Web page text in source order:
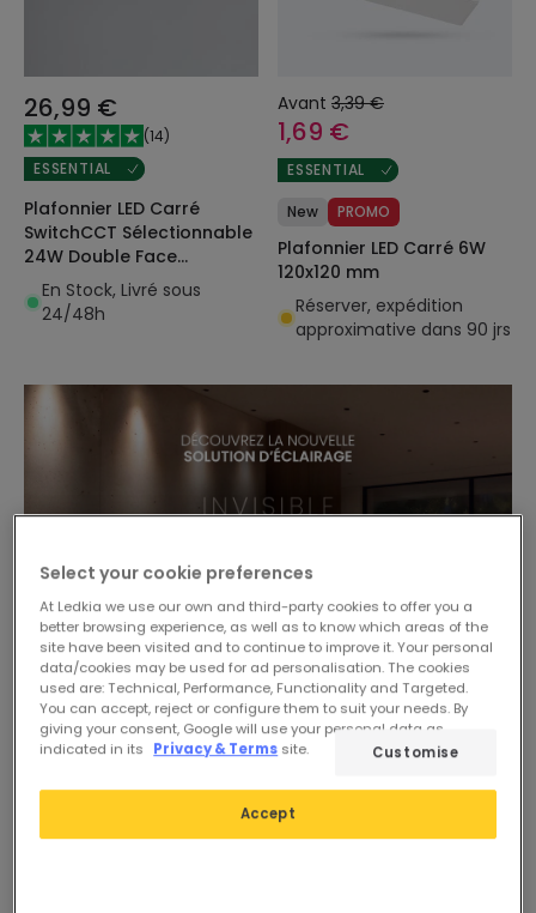
26,99 €
(14)
ESSENTIAL
Plafonnier LED Carré
SwitchCCT Sélectionnable
24W Double Face
420x420mm
En Stock, Livré sous
24/48h
Avant 3,39 €
1,69 €
ESSENTIAL
New PROMO
Plafonnier LED Carré 6W
120x120 mm
Réserver, expédition
approximative dans 90 jrs
-44% -24%
Select your cookie preferences
At Ledkia we use our own and third-party cookies to offer you a
better browsing experience, as well as to know which areas of the
site have been visited and to continue to improve it. Your personal
data/cookies may be used for ad personalisation. The cookies
used are: Technical, Performance, Functionality and Targeted.
You can accept, reject or configure them to suit your needs. By
giving your consent, Google will use your personal data as
indicated in its
Privacy & Terms site.
Accept
Customise